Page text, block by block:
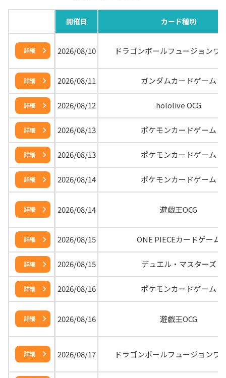
開催日 カード種別
詳細 2026/08/10 ドラゴンボールフュージョンワ
詳細 2026/08/11 ガンダムカードゲーム
詳細 2026/08/12 hololive OCG
詳細 2026/08/13 ポケモンカードゲーム
詳細 2026/08/13 ポケモンカードゲーム
詳細 2026/08/14 ポケモンカードゲーム
詳細 2026/08/14 遊戯王OCG
詳細 2026/08/15 ONE PIECEカードゲーム
詳細 2026/08/15 デュエル・マスターズ
詳細 2026/08/16 ポケモンカードゲーム
詳細 2026/08/16 遊戯王OCG
詳細 2026/08/17 ドラゴンボールフュージョンワ